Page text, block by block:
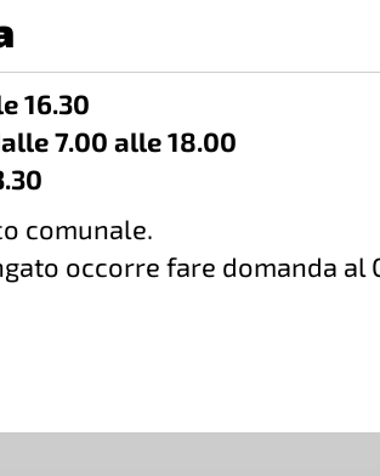
16.30
7.00 alle 18.00
comunale.
occorre fare domanda al